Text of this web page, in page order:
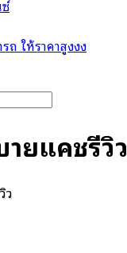
ถ ให้ราคาสูงงง
ยแคชรีวิว
ว